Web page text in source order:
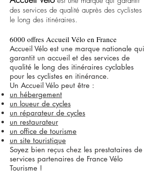
des services de qualité auprès des cyclistes
le long des itinéraires.
6000 offres Accueil Vélo en France
Accueil Vélo est une marque nationale qui
garantit un accueil et des services de
qualité le long des itinéraires cyclables
pour les cyclistes en itinérance.
Un Accueil Vélo peut être :
un hébergement
un loueur de cycles
un réparateur de cycles
un restaurateur
un office de tourisme
un site touristique
Soyez bien reçus chez les prestataires de
services partenaires de France Vélo
Tourisme !